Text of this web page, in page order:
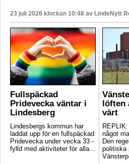
23 juli 2026 klockan 10:48 av LindeNytt
Fullspäckad
Pridevecka väntar i
Lindesberg
Lindesbergs kommun har
laddat upp för en fullspäckad
Pridevecka under vecka 33 -
fylld med aktiviteter för alla...
löften
värt
något
Den
politiska